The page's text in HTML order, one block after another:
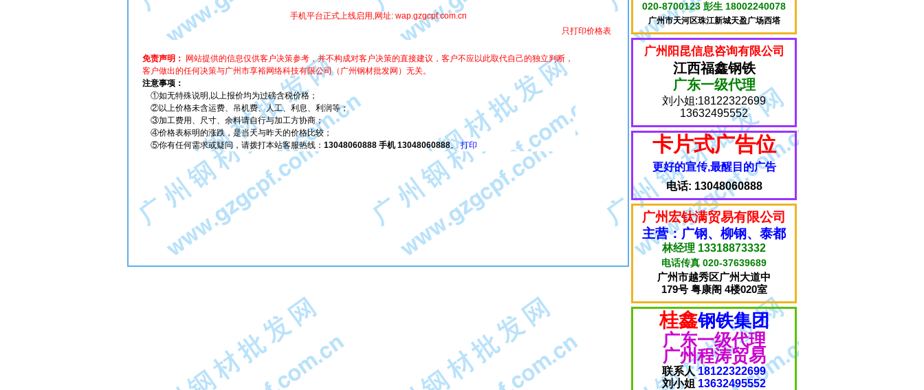
手机平台正式上线启用,网址: wap.gzgcpf.com.cn
只打印价格表
免责声明：
网站提供的信息仅供客户决策参考，并不构成对客户决策的直接建议，客户不应以此取代自己的独立判断，
客户做出的任何决策与广州市享裕网络科技有限公司（广州钢材批发网）无关。
注意事项：
①如无特殊说明,以上报价均为过磅含税价格；
②以上价格未含运费、吊机费、人工、利息、利润等；
③加工费用、尺寸、余料请自行与加工方协商；
④价格表标明的涨跌，是当天与昨天的价格比较；
⑤你有任何需求或疑问，请拨打本站客服热线： 13048060888 手机 13048060888。打印
020-8700123 彭生 18002240078
广州市天河区珠江新城天盈广场西塔
广州阳昆信息咨询有限公司
江西福鑫钢铁
广东一级代理
刘小姐:18122322699
13632495552
卡片式广告位
更好的宣传,最醒目的广告
电话: 13048060888
广州宏钛满贸易有限公司
主营：广钢、柳钢、泰都
林经理 13318873332
电话传真 020-37639689
广州市越秀区广州大道中
179号 粤康阁 4楼020室
桂鑫钢铁集团
广东一级代理
广州程涛贸易
联系人18122322699
刘小姐13632495552